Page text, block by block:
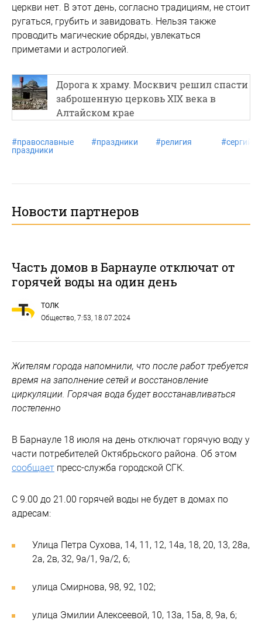
церкви нет. В этот день, согласно традициям, не стоит
ругаться, грубить и завидовать. Нельзя также
проводить магические обряды, увлекаться
приметами и астрологией.
Дорога к храму. Москвич решил спасти
заброшенную церковь XIX века в
Алтайском крае
#православные
праздники
#праздники #религия #сергий
Новости партнеров
Часть домов в Барнауле отключат от
горячей воды на один день
ТОЛК
Общество, 7:53, 18.07.2024
Жителям города напомнили, что после работ требуется
время на заполнение сетей и восстановление
циркуляции. Горячая вода будет восстанавливаться
постепенно
В Барнауле 18 июля на день отключат горячую воду у
части потребителей Октябрьского района. Об этом
сообщает пресс-служба городской СГК.
С 9.00 до 21.00 горячей воды не будет в домах по
адресам:
Улица Петра Сухова, 14, 11, 12, 14а, 18, 20, 13, 28а,
2а, 2в, 32, 9а/1, 9а/2, 6;
улица Смирнова, 98, 92, 102;
улица Эмилии Алексеевой, 10, 13а, 15а, 8, 9а, 6;